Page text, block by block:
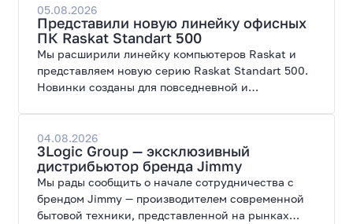
современных игр и работы с нейросетями.
05.08.2026
Представили новую линейку офисных
ПК Raskat Standart 500
Мы расширили линейку компьютеров Raskat и
представляем новую серию Raskat Standart 500.
Новинки созданы для повседневной и
широкие возможности модернизации.
04.08.2026
3Logic Group — эксклюзивный
дистрибьютор бренда Jimmy
Мы рады сообщить о начале сотрудничества с
брендом Jimmy — производителем современной
бытовой техники, представленной на рынках